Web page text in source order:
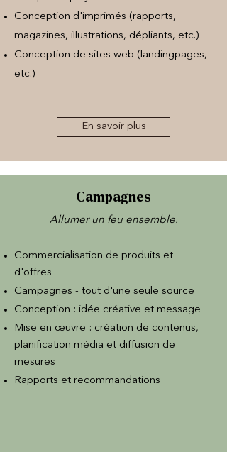
Conception d'imprimés (rapports,
magazines, illustrations, dépliants, etc.)
Conception de sites web (landingpages,
etc.)
En savoir plus
Campagnes
Allumer un feu ensemble.
Commercialisation de produits et
d'offres
Campagnes - tout d'une seule source
Conception : idée créative et message
Mise en œuvre : création de contenus,
planification média et diffusion de
mesures
Rapports et recommandations